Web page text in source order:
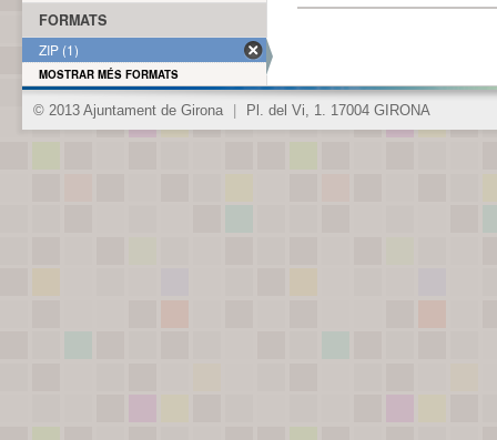
FORMATS
ZIP (1)
MOSTRAR MÉS FORMATS
© 2013 Ajuntament de Girona Pl. del Vi, 1. 17004 GIRONA